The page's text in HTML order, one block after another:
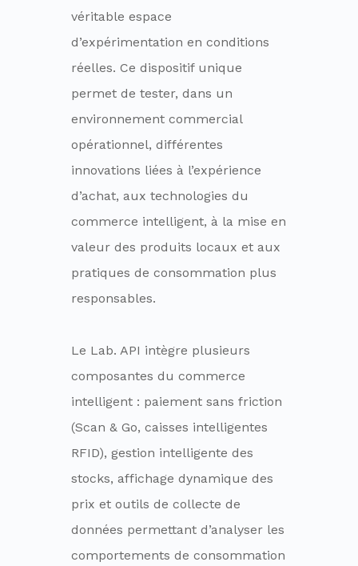
véritable espace
d’expérimentation en conditions
réelles. Ce dispositif unique
permet de tester, dans un
environnement commercial
opérationnel, différentes
innovations liées à l’expérience
d’achat, aux technologies du
commerce intelligent, à la mise en
valeur des produits locaux et aux
pratiques de consommation plus
responsables.
Le Lab. API intègre plusieurs
composantes du commerce
intelligent : paiement sans friction
(Scan & Go, caisses intelligentes
RFID), gestion intelligente des
stocks, affichage dynamique des
prix et outils de collecte de
données permettant d’analyser les
comportements de consommation